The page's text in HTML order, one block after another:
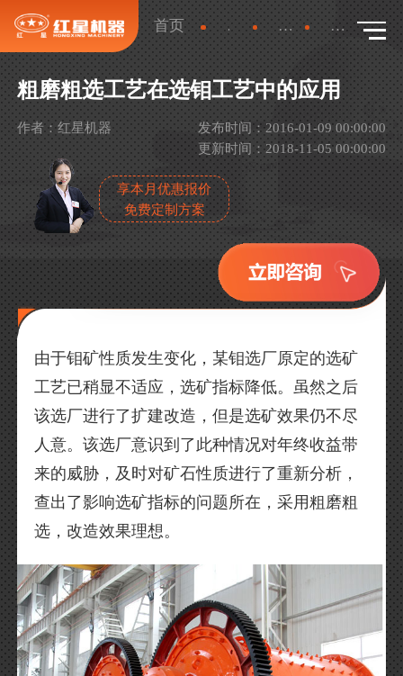
首页 新闻 行业新闻 详情
粗磨粗选工艺在选钼工艺中的应用
作者：红星机器
发布时间：2016-01-09 00:00:00
更新时间：2018-11-05 00:00:00
享本月优惠报价
免费定制方案
由于钼矿性质发生变化，某钼选厂原定的选矿
工艺已稍显不适应，选矿指标降低。虽然之后
该选厂进行了扩建改造，但是选矿效果仍不尽
人意。该选厂意识到了此种情况对年终收益带
来的威胁，及时对矿石性质进行了重新分析，
查出了影响选矿指标的问题所在，采用粗磨粗
选，改造效果理想。